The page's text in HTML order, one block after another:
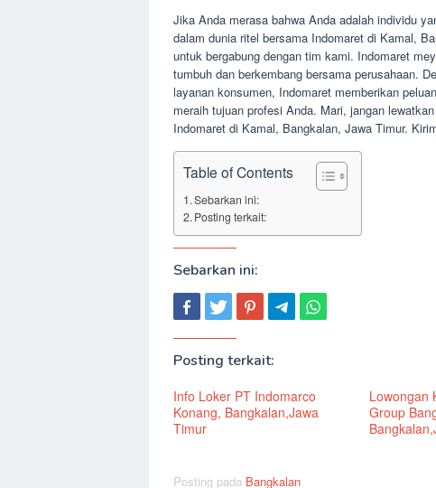
Jika Anda merasa bahwa Anda adalah individu
dalam dunia ritel bersama Indomaret di Kamal,
untuk bergabung dengan tim kami. Indomaret
tumbuh dan berkembang bersama perusahaan.
layanan konsumen, Indomaret memberikan
meraih tujuan profesi Anda. Mari, jangan
Indomaret di Kamal, Bangkalan, Jawa Timur.
Table of Contents
Sebarkan ini:
Posting terkait:
Sebarkan ini:
Posting terkait:
Info Loker PT Indomarco
Konang, Bangkalan,Jawa
Timur
Lowongan
Group
Posting pada Bangkalan